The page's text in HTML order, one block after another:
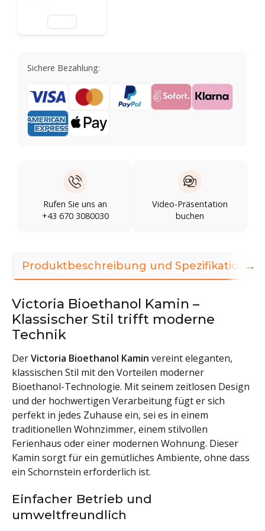
Sichere Bezahlung:
Rufen Sie uns an
+43 670 3080030
Video-Präsentation
buchen
Produktbeschreibung und Spezifikationen
Victoria Bioethanol Kamin –
Klassischer Stil trifft moderne
Technik
DerVictoria Bioethanol Kamin vereint eleganten,
klassischen Stil mit den Vorteilen moderner
Bioethanol-Technologie. Mit seinem zeitlosen Design
und der hochwertigen Verarbeitung fügt er sich
perfekt in jedes Zuhause ein, sei es in einem
traditionellen Wohnzimmer, einem stilvollen
Ferienhaus oder einer modernen Wohnung. Dieser
Kamin sorgt für ein gemütliches Ambiente, ohne dass
ein Schornstein erforderlich ist.
Einfacher Betrieb und
umweltfreundlich
→